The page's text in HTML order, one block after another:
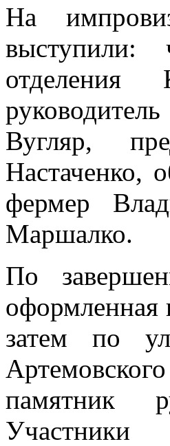
На
выступили:
Вугляр,
Настаченко,
фермер
Маршалко.
По
оформленная
затем по
памятник
Участники